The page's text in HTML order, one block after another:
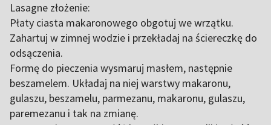
Lasagne złożenie:
Płaty ciasta makaronowego obgotuj we wrzątku.
Zahartuj w zimnej wodzie i przekładaj na ściereczkę do
odsączenia.
Formę do pieczenia wysmaruj masłem, następnie
beszamelem. Układaj na niej warstwy makaronu,
gulaszu, beszamelu, parmezanu, makaronu, gulaszu,
paremezanu i tak na zmianę.